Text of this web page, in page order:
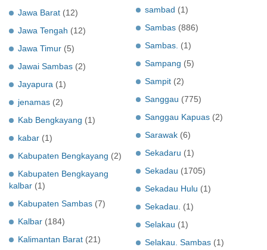
Jawa Barat (12)
Jawa Tengah (12)
Jawa Timur (5)
Jawai Sambas (2)
Jayapura (1)
jenamas (2)
Kab Bengkayang (1)
kabar (1)
Kabupaten Bengkayang (2)
Kabupaten Bengkayang
kalbar (1)
Kabupaten Sambas (7)
Kalbar (184)
Kalimantan Barat (21)
sambad (1)
Sambas (886)
Sambas. (1)
Sampang (5)
Sampit (2)
Sanggau (775)
Sanggau Kapuas (2)
Sarawak (6)
Sekadaru (1)
Sekadau (1705)
Sekadau Hulu (1)
Sekadau.
(1)
Selakau (1)
Selakau. Sambas (1)